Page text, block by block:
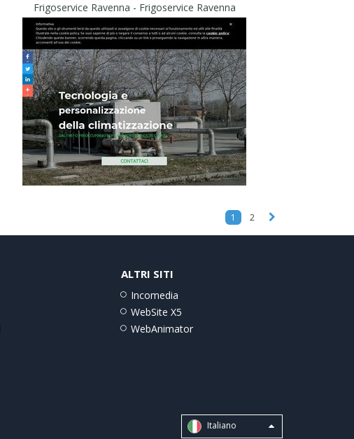
Frigoservice Ravenna - Frigoservice Ravenna
1 2
ALTRI SITI
Incomedia
WebSite X5
WebAnimator
Italiano